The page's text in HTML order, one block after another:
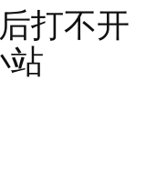
打不开
站